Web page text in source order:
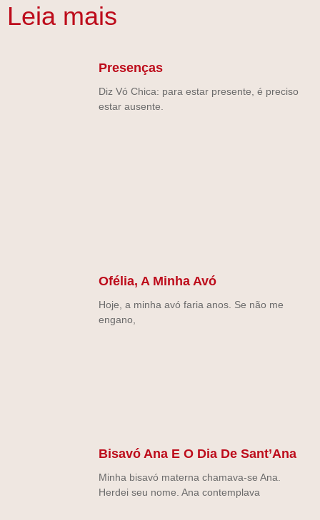
Leia mais
Presenças
Diz Vó Chica: para estar presente, é preciso
estar ausente.
Ofélia, A Minha Avó
Hoje, a minha avó faria anos. Se não me
engano,
Bisavó Ana E O Dia De Sant’Ana
Minha bisavó materna chamava-se Ana.
Herdei seu nome. Ana contemplava